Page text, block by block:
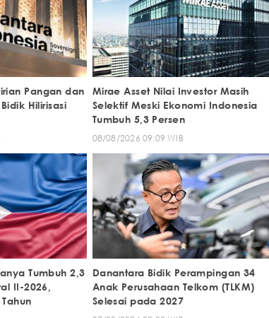
Pangan dan
Hilirisasi
Mirae Asset Nilai Investor Masih
Selektif Meski Ekonomi Indonesia
Tumbuh 5,3 Persen
08/08/2026 09:09 WIB
Tumbuh 2,3
II-2026,
Danantara Bidik Perampingan 34
Anak Perusahaan Telkom (TLKM)
Selesai pada 2027